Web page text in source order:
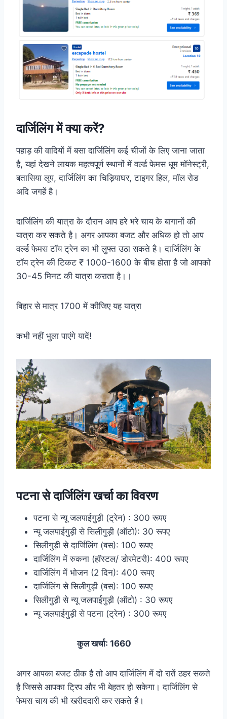
दार्जिलिंग में क्या करें?
पहाड़ की वादियों में बसा दार्जिलिंग कई चीजों के लिए जाना जाता
है, यहां देखने लायक महत्वपूर्ण स्थानों में वर्ल्ड फेमस धूम मॉनेस्ट्री,
बतासिया लूप, दार्जिलिंग का चिड़ियाघर, टाइगर हिल, मॉल रोड
अदि जगहें है।
दार्जिलिंग की यात्रा के दौरान आप हरे भरे चाय के बागानों की
यात्रा कर सकते है। अगर आपका बजट और अधिक हो तो आप
वर्ल्ड फेमस टॉय ट्रेन का भी लुफ्त उठा सकते है। दार्जिलिंग के
टॉय ट्रेन की टिकट ₹ 1000-1600 के बीच होता है जो आपको
30-45 मिनट की यात्रा कराता है।।
बिहार से मात्र 1700 में कीजिए यह यात्रा
कभी नहीं भुला पाएंगे यादें!
पटना से दार्जिलिंग खर्चा का विवरण
पटना से न्यू जलपाईगुड़ी (ट्रेन) : 300 रूपए
न्यू जलपाईगुड़ी से सिलीगुड़ी (ऑटो): 30 रूपए
सिलीगुड़ी से दार्जिलिंग (बस): 100 रूपए
दार्जिलिंग में रुकना (हॉस्टल/ डोरमेटरी): 400 रूपए
दार्जिलिंग में भोजन (2 दिन): 400 रूपए
दार्जिलिंग से सिलीगुड़ी (बस): 100 रूपए
सिलीगुड़ी से न्यू जलपाईगुड़ी (ऑटो) : 30 रूपए
न्यू जलपाईगुड़ी से पटना (ट्रेन) : 300 रूपए
कुल खर्चा: 1660
अगर आपका बजट ठीक है तो आप दार्जिलिंग में दो रातें ठहर सकते
है जिससे आपका ट्रिप और भी बेहतर हो सकेगा। दार्जिलिंग से
फेमस चाय की भी खरीददारी कर सकते है।